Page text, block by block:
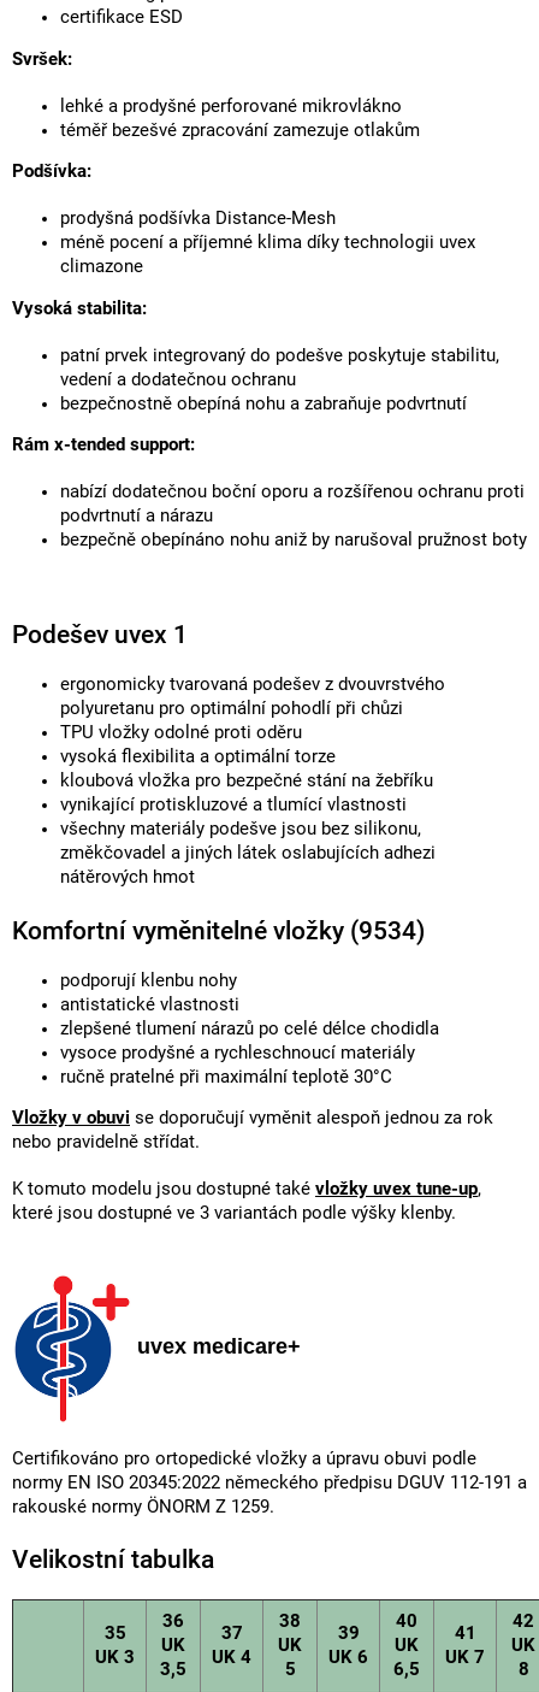
certifikace ESD
Svršek:
lehké a prodyšné perforované mikrovlákno
téměř bezešvé zpracování zamezuje otlakům
Podšívka:
prodyšná podšívka Distance-Mesh
méně pocení a příjemné klima díky technologii uvex
climazone
Vysoká stabilita:
patní prvek integrovaný do podešve poskytuje stabilitu,
vedení a dodatečnou ochranu
bezpečnostně obepíná nohu a zabraňuje podvrtnutí
Rám x-tended support:
nabízí dodatečnou boční oporu a rozšířenou ochranu proti
podvrtnutí a nárazu
bezpečně obepínáno nohu aniž by narušoval pružnost boty
Podešev uvex 1
ergonomicky tvarovaná podešev z dvouvrstvého
polyuretanu pro optimální pohodlí při chůzi
TPU vložky odolné proti oděru
vysoká flexibilita a optimální torze
kloubová vložka pro bezpečné stání na žebříku
vynikající protiskluzové a tlumící vlastnosti
všechny materiály podešve jsou bez silikonu,
změkčovadel a jiných látek oslabujících adhezi
nátěrových hmot
Komfortní vyměnitelné vložky (9534)
podporují klenbu nohy
antistatické vlastnosti
zlepšené tlumení nárazů po celé délce chodidla
vysoce prodyšné a rychleschnoucí materiály
ručně pratelné při maximální teplotě 30°C
Vložky v obuvi se doporučují vyměnit alespoň jednou za rok
nebo pravidelně střídat.
K tomuto modelu jsou dostupné také vložky uvex tune-up,
které jsou dostupné ve 3 variantách podle výšky klenby.
uvex medicare+
Certifikováno pro ortopedické vložky a úpravu obuvi podle
normy EN ISO 20345:2022 německého předpisu DGUV 112-191 a
rakouské normy ÖNORM Z 1259.
Velikostní tabulka
35
UK 3
36
UK
3,5
37
UK 4
38
UK
5
39
UK 6
40
UK
6,5
41
UK 7
42
UK
8